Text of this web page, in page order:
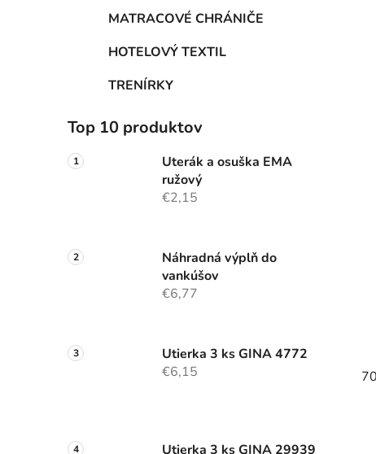
MATRACOVÉ CHRÁNIČE
HOTELOVÝ TEXTIL
TRENÍRKY
Top 10 produktov
Uterák a osuška EMA
ružový
€2,15
Náhradná výplň do
vankúšov
€6,77
Utierka 3 ks GINA 4772
€6,15
Utierka 3 ks GINA 29939